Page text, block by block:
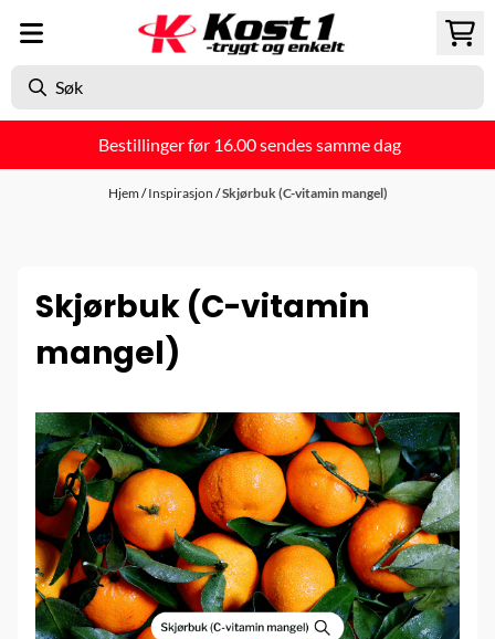
Hopp til innhold
Bestillinger før 16.00 sendes samme dag
Hjem/Inspirasjon /Skjørbuk (C-vitamin mangel)
Skjørbuk (C-vitamin
mangel)